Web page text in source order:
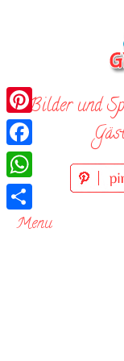
Bilder und
Menu
Pinterest
Facebook
WhatsApp
Teilen